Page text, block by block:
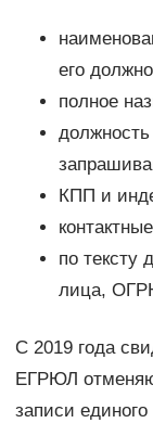
его
полное
КПП и
по тексту
лица,
С 2019 года
ЕГРЮЛ
записи единого